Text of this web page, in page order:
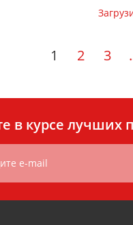
1 2 3
в курсе лучших
e-mail